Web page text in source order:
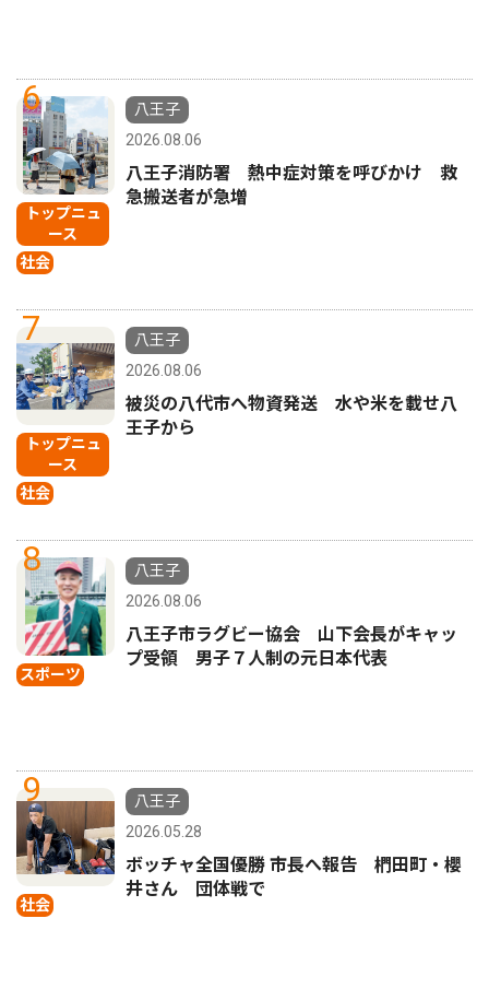
6
トップニュ
ース
社会
八王子
2026.08.06
八王子消防署 熱中症対策を呼びかけ 救
急搬送者が急増
7
トップニュ
ース
社会
八王子
2026.08.06
被災の八代市へ物資発送 水や米を載せ八
王子から
8
スポーツ
八王子
2026.08.06
八王子市ラグビー協会 山下会長がキャッ
プ受領 男子７人制の元日本代表
9
社会
八王子
2026.05.28
ボッチャ全国優勝 市長へ報告 椚田町・櫻
井さん 団体戦で